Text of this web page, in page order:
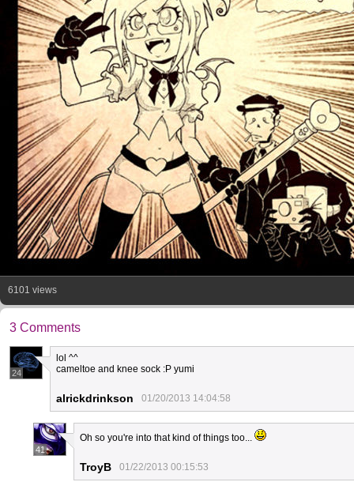
6101 views
3 Comments
24
lol ^^
cameltoe and knee sock :P yumi
alrickdrinkson 01/20/2013 14:04:58
41
Oh so you're into that kind of things too...
TroyB 01/22/2013 00:15:53